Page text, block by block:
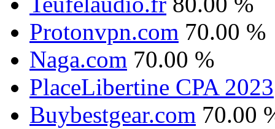
Protonvpn.com 70.00 %
Naga.com 70.00 %
PlaceLibertine CPA 2023
Buybestgear.com 70.00